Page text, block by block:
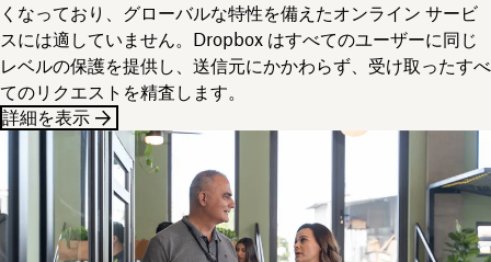
くなっており、グローバルな特性を備えたオンライン サービ
スには適していません。Dropbox はすべてのユーザーに同じ
レベルの保護を提供し、送信元にかかわらず、受け取ったすべ
てのリクエストを精査します。
詳細を表示